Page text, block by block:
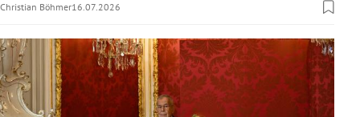
Christian Böhmer16.07.2026